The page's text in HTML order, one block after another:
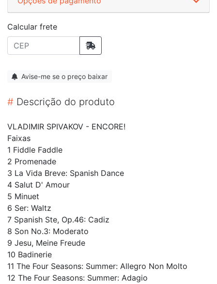
Calcular frete
Avise-me se o preço baixar
# Descrição do produto
VLADIMIR SPIVAKOV - ENCORE!
Faixas
1 Fiddle Faddle
2 Promenade
3 La Vida Breve: Spanish Dance
4 Salut D' Amour
5 Minuet
6 Ser: Waltz
7 Spanish Ste, Op.46: Cadiz
8 Son No.3: Moderato
9 Jesu, Meine Freude
10 Badinerie
11 The Four Seasons: Summer: Allegro Non Molto
12 The Four Seasons: Summer: Adagio